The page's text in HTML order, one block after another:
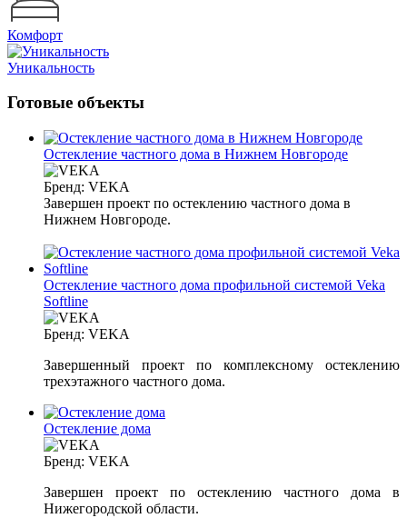
Комфорт
Уникальность
Готовые объекты
Остекление частного дома в Нижнем Новгороде
Бренд: VEKA
Завершен проект по остеклению частного дома в
Нижнем Новгороде.
Остекление частного дома профильной системой Veka
Softline
Бренд: VEKA
Завершенный проект по комплексному остеклению
трехэтажного частного дома.
Остекление дома
Бренд: VEKA
Завершен проект по остеклению частного дома в
Нижегородской области.